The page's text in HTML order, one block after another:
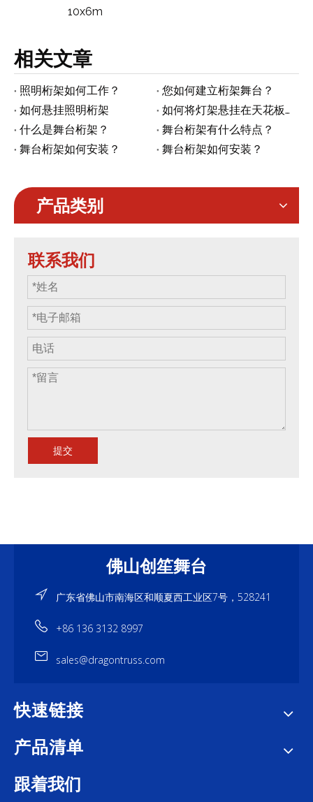
10x6m
相关文章
照明桁架如何工作？
您如何建立桁架舞台？
如何悬挂照明桁架
如何将灯架悬挂在天花板上
什么是舞台桁架？
舞台桁架有什么特点？
舞台桁架如何安装？
舞台桁架如何安装？
产品类别
联系我们
提交
佛山创笙舞台
广东省佛山市南海区和顺夏西工业区7号，528241
+86 136 3132 8997
sales@dragontruss.com
快速链接
产品清单
跟着我们